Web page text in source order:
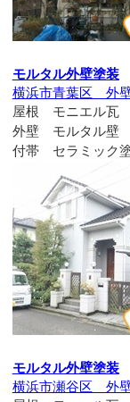
モルタル外壁塗装
横浜市青葉区 外
屋根 モニエル瓦
外壁 モルタル壁
付帯 セラミック
モルタル外壁塗装
横浜市瀬谷区 外